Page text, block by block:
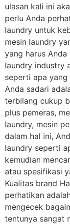
ulasan kali ini
perlu Anda
laundry untuk
mesin laundry
yang harus
laundry industry
seperti apa
Anda sadari
terbilang cukup
plus pemeras,
laundry, mesin
dalam hal ini,
laundry seperti
kemudian
atau spesifikasi
Kualitas brand
perhatikan
mengecek
tentunya sangat